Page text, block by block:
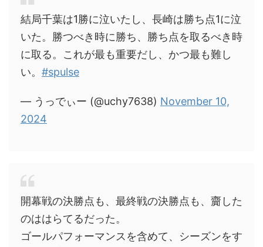
結局千葉は1勝に泣いたし、長崎は勝ち点1に泣
いた。勝つべき時に勝ち、勝ち点を取るべき時
に取る。これが最も重要だし、かつ最も難し
い。 #spulse
— うっでぃー (@uchy7638) November 10,
2024
開幕戦の決勝点も、最終戦の決勝点も、齎した
のははらてるだった。
ゴールパフォーマンスを含めて、シーズンをす